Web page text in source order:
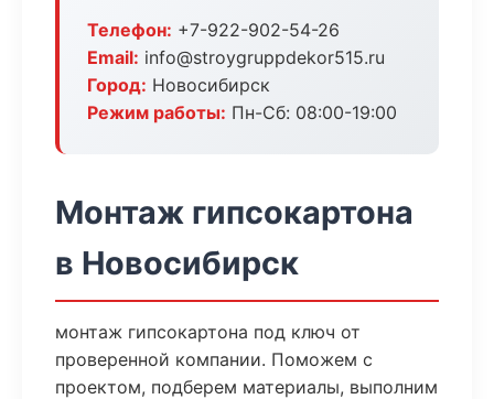
Телефон: +7-922-902-54-26
Email: info@stroygruppdekor515.ru
Город: Новосибирск
Режим работы: Пн-Сб: 08:00-19:00
Монтаж гипсокартона
в Новосибирск
монтаж гипсокартона под ключ от
проверенной компании. Поможем с
проектом, подберем материалы, выполним